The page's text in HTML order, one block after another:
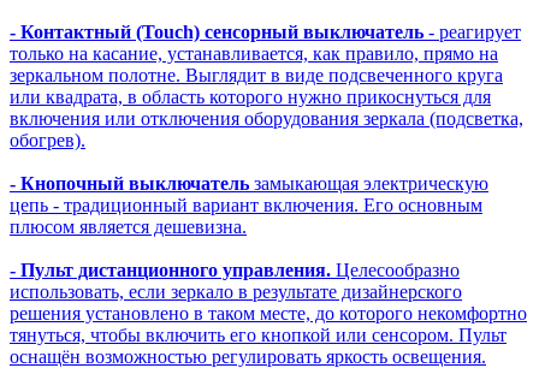
- Контактный (Touch) сенсорный выключатель - реагирует
только на касание, устанавливается, как правило, прямо на
зеркальном полотне. Выглядит в виде подсвеченного круга
или квадрата, в область которого нужно прикоснуться для
включения или отключения оборудования зеркала (подсветка,
обогрев).
- Кнопочный выключатель замыкающая электрическую
цепь - традиционный вариант включения. Его основным
плюсом является дешевизна.
- Пульт дистанционного управления. Целесообразно
использовать, если зеркало в результате дизайнерского
решения установлено в таком месте, до которого некомфортно
тянуться, чтобы включить его кнопкой или сенсором. Пульт
оснащён возможностью регулировать яркость освещения.